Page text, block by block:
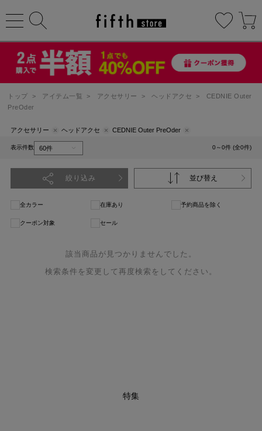
トップ > アイテム一覧 > アクセサリー > ヘッドアクセ >
CEDNIE Outer
PreOder
アクセサリー ヘッドアクセ CEDNIE Outer PreOder
表示件数 0～0件 (全0件)
絞り込み 並び替え
全カラー 在庫あり 予約商品を除く
クーポン対象 セール
該当商品が見つかりませんでした。
検索条件を変更して再度検索をしてください。
特集